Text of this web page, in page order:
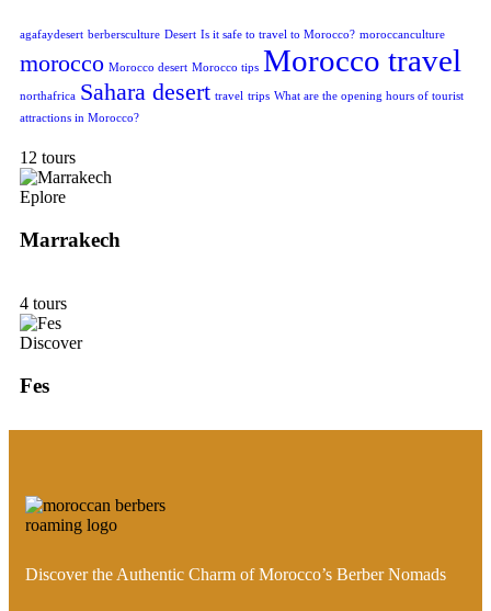
agafaydesert berbersculture Desert Is it safe to travel to Morocco? moroccanculture
morocco Morocco desert Morocco tips Morocco travel
northafrica Sahara desert travel trips What are the opening hours of tourist
attractions in Morocco?
12 tours
Eplore
Marrakech
4 tours
Discover
Fes
Discover the Authentic Charm of Morocco’s Berber Nomads